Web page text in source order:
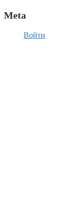
Meta
Войти